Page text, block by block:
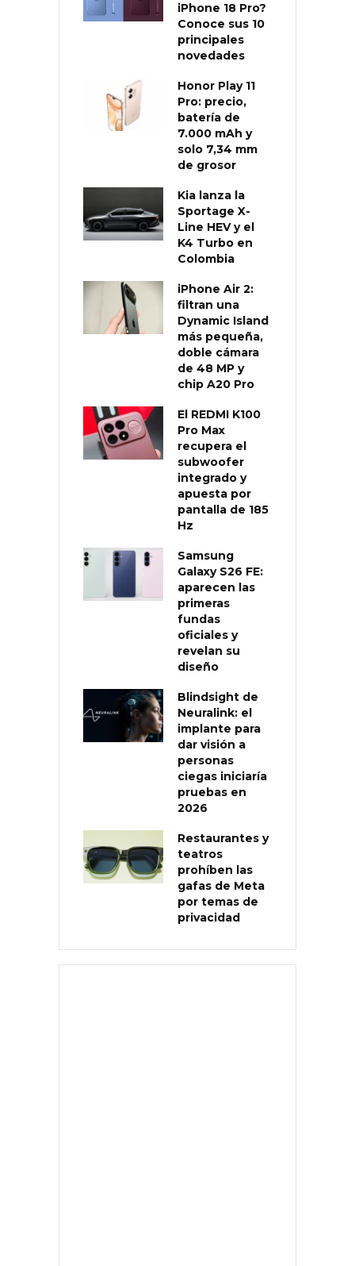
iPhone 18 Pro?
Conoce sus 10
principales
novedades
Honor Play 11
Pro: precio,
batería de
7.000 mAh y
solo 7,34 mm
de grosor
Kia lanza la
Sportage X-
Line HEV y el
K4 Turbo en
Colombia
iPhone Air 2:
filtran una
Dynamic Island
más pequeña,
doble cámara
de 48 MP y
chip A20 Pro
El REDMI K100
Pro Max
recupera el
subwoofer
integrado y
apuesta por
pantalla de 185
Hz
Samsung
Galaxy S26 FE:
aparecen las
primeras
fundas
oficiales y
revelan su
diseño
Blindsight de
Neuralink: el
implante para
dar visión a
personas
ciegas iniciaría
pruebas en
2026
Restaurantes y
teatros
prohíben las
gafas de Meta
por temas de
privacidad